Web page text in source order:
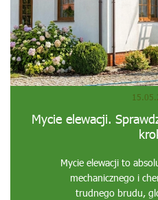
Mycie elewacji.
Mycie elewacji to
mechanicznego i
trudnego brudu,